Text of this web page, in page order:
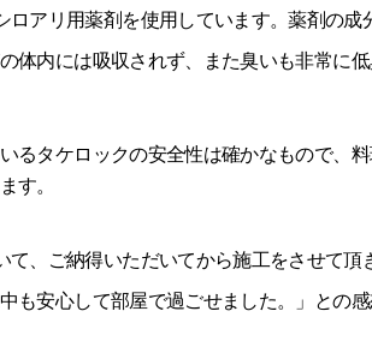
アリ用薬剤を使用しています。薬剤の成
体内には吸収されず、また臭いも非常に
るタケロックの安全性は確かなもので、
す。
、ご納得いただいてから施工をさせて頂
も安心して部屋で過ごせました。」との